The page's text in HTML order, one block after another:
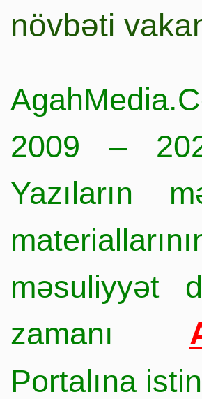
növbəti
2009 –
Yazıların
məsuliyyət
zamanı
Portalına